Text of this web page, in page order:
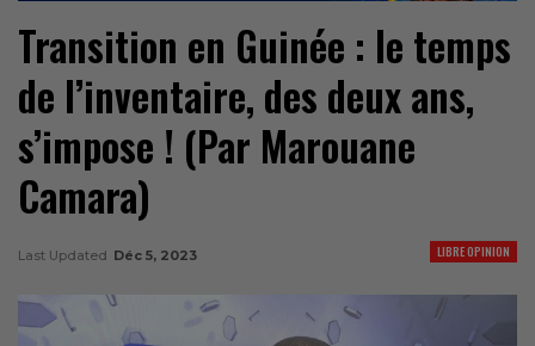
Transition en Guinée : le temps
de l’inventaire, des deux ans,
s’impose ! (Par Marouane
Camara)
LIBRE OPINION
Last Updated Déc 5, 2023